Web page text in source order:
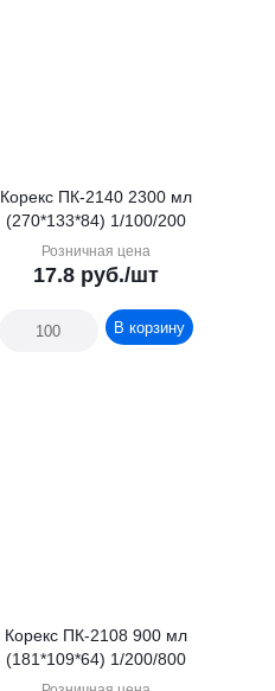
Корекс ПК-2140 2300 мл
(270*133*84) 1/100/200
Розничная цена
17.8руб./шт
В корзину
Корекс ПК-2108 900 мл
(181*109*64) 1/200/800